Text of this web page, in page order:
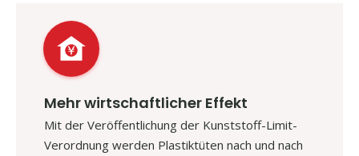
Mehr wirtschaftlicher Effekt
Mit der Veröffentlichung der Kunststoff-Limit-
Verordnung werden Plastiktüten nach und nach